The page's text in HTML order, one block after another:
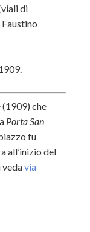
di
Faustino
che
Porta San
fu
all’inizio del
vedavia